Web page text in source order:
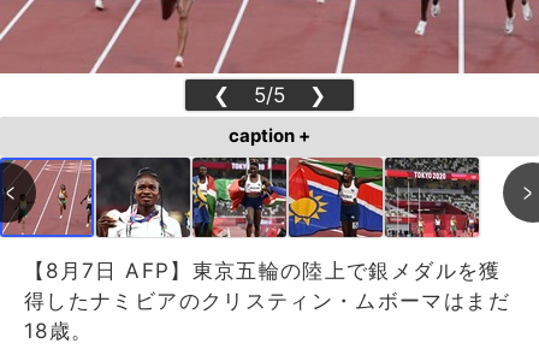
❮ 5/5 ❯
caption +
【8月7日 AFP】東京五輪の陸上で銀メダルを獲
得したナミビアのクリスティン・ムボーマはまだ
18歳。